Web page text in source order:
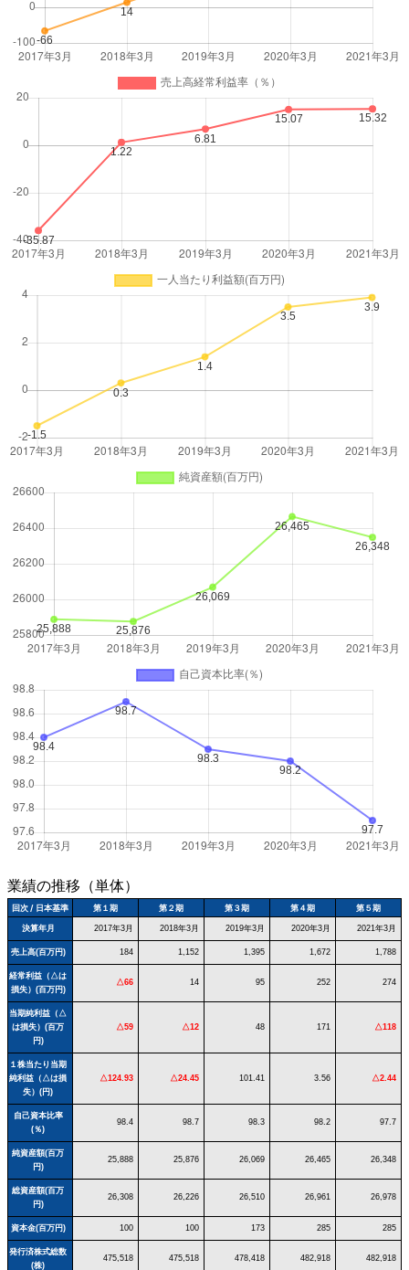
業績の推移（単体）
回次 / 日本基準 第１期 第２期 第３期 第４期 第５期
決算年月 2017年3月 2018年3月 2019年3月 2020年3月 2021年3月
売上高(百万円) 184 1,152 1,395 1,672 1,788
経常利益（△は
損失）(百万円)
△66 14 95 252 274
当期純利益（△
は損失）(百万
円)
△59 △12 48 171 △118
１株当たり当期
純利益（△は損
失）(円)
△124.93 △24.45 101.41 3.56 △2.44
自己資本比率
(％)
98.4 98.7 98.3 98.2 97.7
純資産額(百万
円)
25,888 25,876 26,069 26,465 26,348
総資産額(百万
円)
26,308 26,226 26,510 26,961 26,978
資本金(百万円) 100 100 173 285 285
発行済株式総数
(株)
475,518 475,518 478,418 482,918 482,918